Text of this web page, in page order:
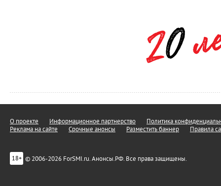
О проекте Информационное партнерство
Политика
Реклама на сайте
Срочные анонсы Разместить баннер Правила
18+ © 2006-2026 ForSMI.ru. Анонсы.РФ. Все права защищены.